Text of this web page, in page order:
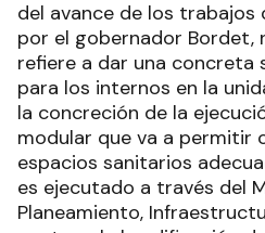
del avance de los
por el gobernador Bordet,
refiere a dar una concreta
para los internos en la
la concreción de la
modular que va a permitir
espacios sanitarios
es ejecutado a través del
Planeamiento,